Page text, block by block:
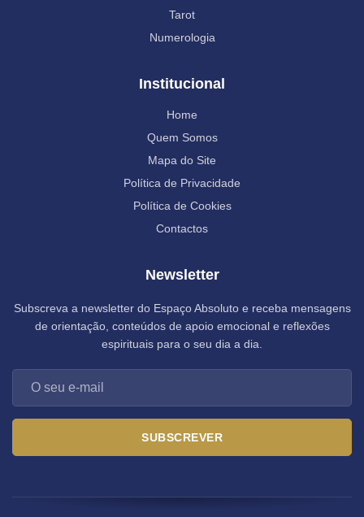
Tarot
Numerologia
Institucional
Home
Quem Somos
Mapa do Site
Política de Privacidade
Política de Cookies
Contactos
Newsletter
Subscreva a newsletter do Espaço Absoluto e receba mensagens
de orientação, conteúdos de apoio emocional e reflexões
espirituais para o seu dia a dia.
SUBSCREVER